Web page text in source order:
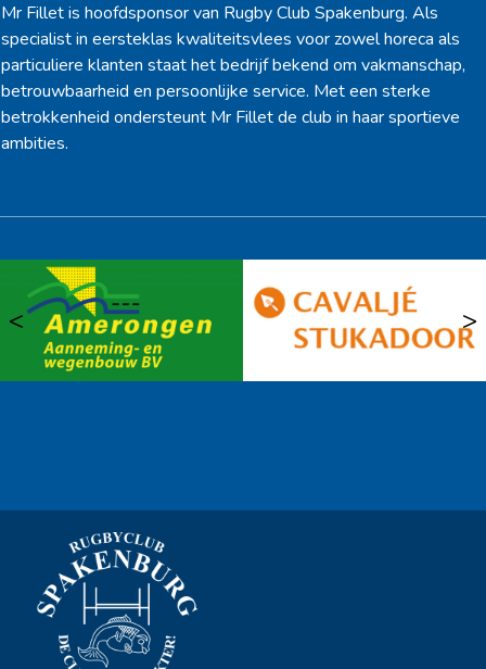
Mr Fillet is hoofdsponsor van Rugby Club Spakenburg. Als
specialist in eersteklas kwaliteitsvlees voor zowel horeca als
particuliere klanten staat het bedrijf bekend om vakmanschap,
betrouwbaarheid en persoonlijke service. Met een sterke
betrokkenheid ondersteunt Mr Fillet de club in haar sportieve
ambities.
< >